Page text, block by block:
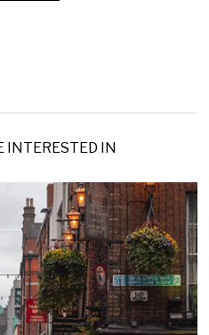
INTERESTED IN